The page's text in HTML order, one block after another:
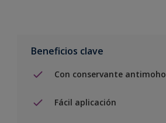
Beneficios clave
Con conservante antimoho
Fácil aplicación